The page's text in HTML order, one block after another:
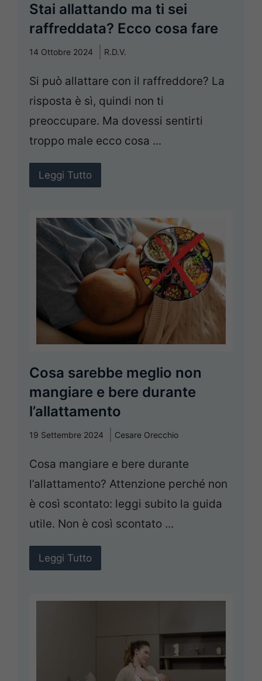
Stai allattando ma ti sei
raffreddata? Ecco cosa fare
14 Ottobre 2024 R.D.V.
Si può allattare con il raffreddore? La
risposta è sì, quindi non ti
preoccupare. Ma dovessi sentirti
troppo male ecco cosa ...
Leggi Tutto
Cosa sarebbe meglio non
mangiare e bere durante
l’allattamento
19 Settembre 2024 Cesare Orecchio
Cosa mangiare e bere durante
l’allattamento? Attenzione perché non
è così scontato: leggi subito la guida
utile. Non è così scontato ...
Leggi Tutto